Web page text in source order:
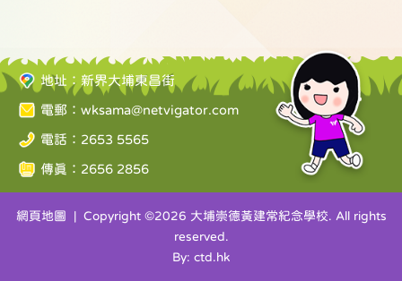
地址：新界大埔東昌街
電郵： wksama@netvigator.com
電話：2653 5565
傳真：2656 2856
網頁地圖 | Copyright ©2026 大埔崇德黃建常紀念學校. All rights
reserved.
By: ctd.hk